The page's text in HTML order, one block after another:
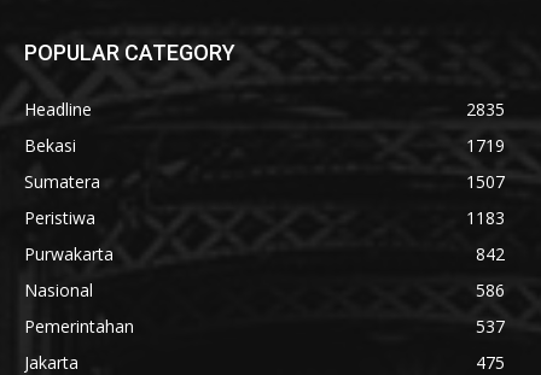
POPULAR CATEGORY
Headline
2835
Bekasi
1719
Sumatera
1507
Peristiwa
1183
Purwakarta
842
Nasional
586
Pemerintahan
537
Jakarta
475